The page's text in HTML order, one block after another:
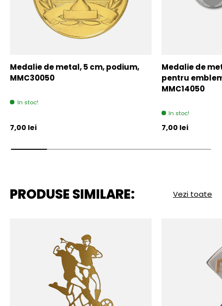
Medalie de metal, 5 cm, podium,
MMC30050
In stoc!
Pret initial
7,00 lei
Medalie de
pentru
MMC14050
In stoc!
Pret initial
7,00 lei
PRODUSE SIMILARE: Vezi toate